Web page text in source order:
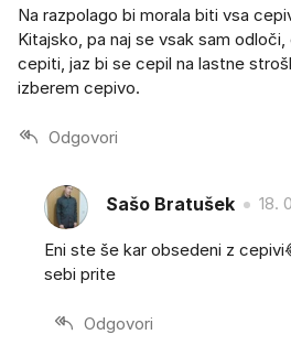
Na razpolago bi morala biti vsa
Kitajsko, pa naj se vsak sam
cepiti, jaz bi se cepil na lastne
izberem cepivo.
Odgovori
Sašo Bratušek 18.
Eni ste še kar obsedeni z
sebi prite
Odgovori